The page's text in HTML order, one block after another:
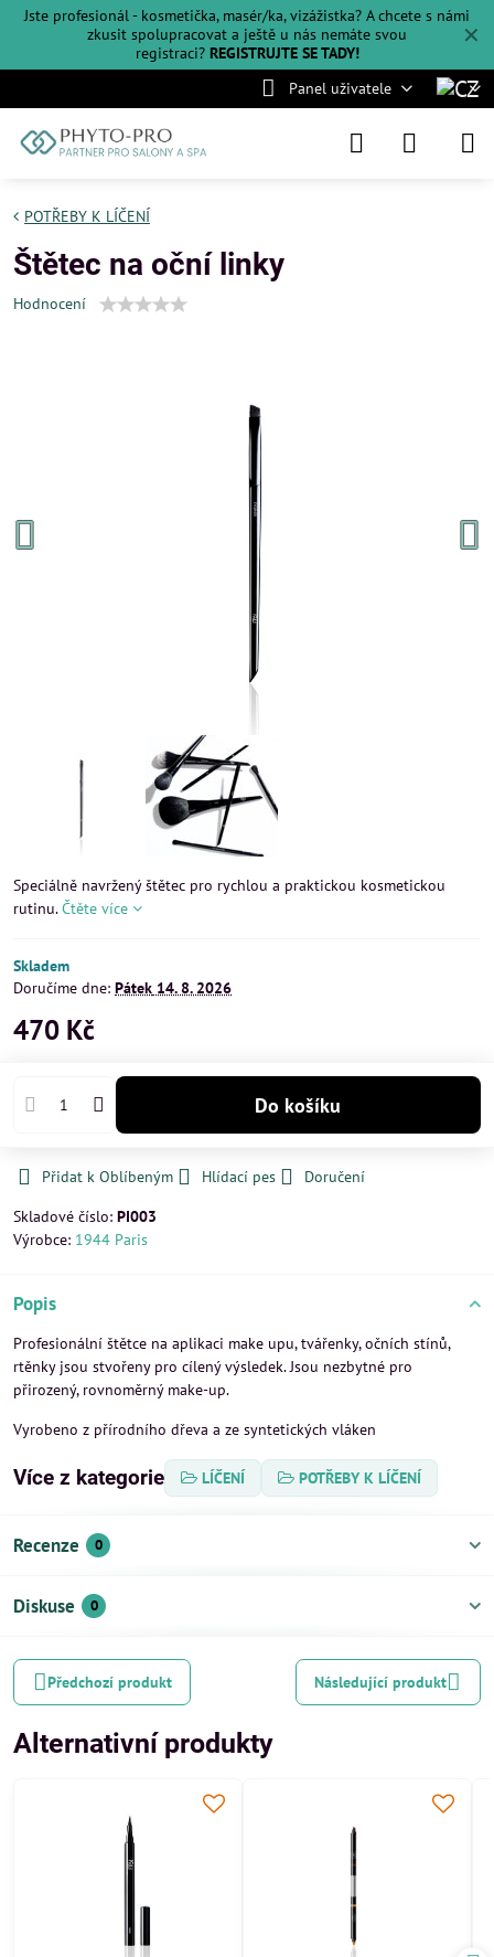
✕
Jste profesionál - kosmetička, masér/ka, vizážistka? A chcete s námi
zkusit spolupracovat a ještě u nás nemáte svou
registraci? REGISTRUJTE SE TADY!
Panel uživatele
POTŘEBY K LÍČENÍ
Štětec na oční linky
Hodnocení
Speciálně navržený štětec pro rychlou a praktickou kosmetickou
rutinu.Čtěte více
Skladem
Doručíme dne: Pátek 14. 8. 2026
470 Kč
Do košíku
Přidat k Oblíbeným Hlídací pes
Doručení
Skladové číslo: PI003
Výrobce: 1944 Paris
Popis
Profesionální štětce na aplikaci make upu, tvářenky, očních stínů,
rtěnky jsou stvořeny pro cílený výsledek. Jsou nezbytné pro
přirozený, rovnoměrný make-up.
Vyrobeno z přírodního dřeva a ze syntetických vláken
Více z kategorie LÍČENÍ POTŘEBY K LÍČENÍ
Recenze 0
Diskuse 0
Předchozí produkt Následující produkt
Alternativní produkty